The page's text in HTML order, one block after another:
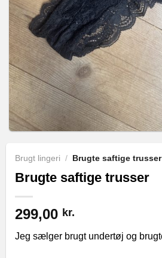
Brugt lingeri / Brugte saftige trusser
Brugte saftige trusser
299,00 kr.
Jeg sælger brugt undertøj og